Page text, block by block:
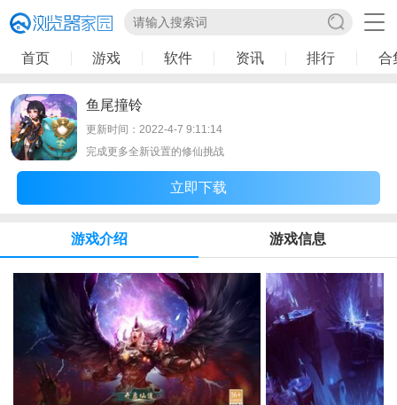
首页 游戏 软件 资讯 排行 合
鱼尾撞铃
更新时间：2022-4-7 9:11:14
完成更多全新设置的修仙挑战
立即下载
游戏介绍 游戏信息